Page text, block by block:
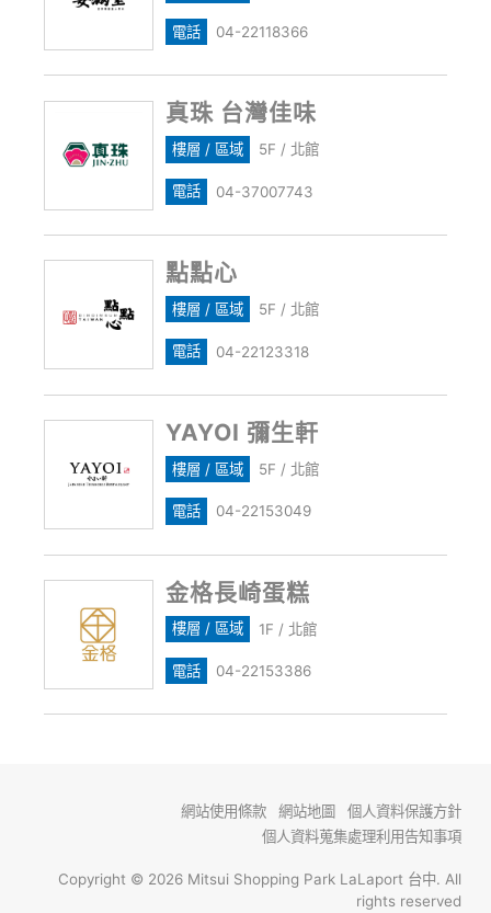
電話 04-22118366
真珠 台灣佳味
樓層 / 區域 5F / 北館
電話 04-37007743
點點心
樓層 / 區域 5F / 北館
電話 04-22123318
YAYOI 彌生軒
樓層 / 區域 5F / 北館
電話 04-22153049
金格長崎蛋糕
樓層 / 區域 1F / 北館
電話 04-22153386
網站使用條款 網站地圖
個人資料保護方針
個人資料蒐集處理利用告知事項
Copyright © 2026 Mitsui Shopping Park LaLaport 台中. All
rights reserved